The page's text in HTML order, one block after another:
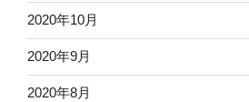
2020年10月
2020年9月
2020年8月